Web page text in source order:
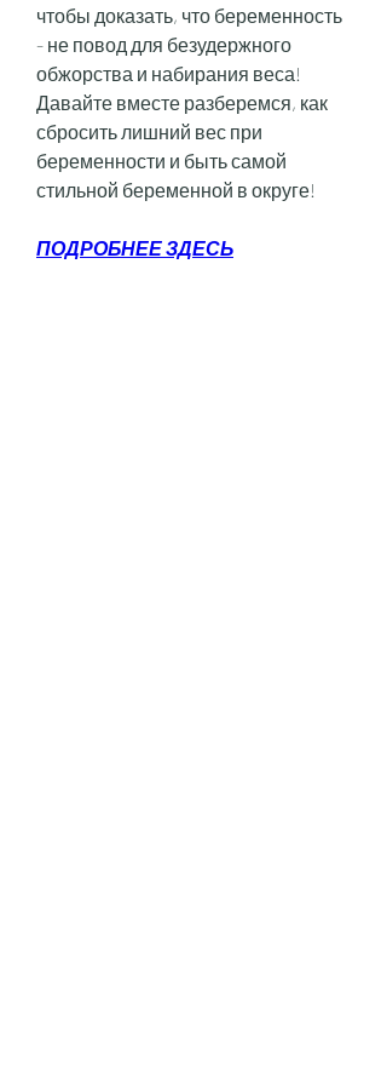
чтобы доказать, что беременность
- не повод для безудержного
обжорства и набирания веса!
Давайте вместе разберемся, как
сбросить лишний вес при
беременности и быть самой
стильной беременной в округе!
ПОДРОБНЕЕ ЗДЕСЬ